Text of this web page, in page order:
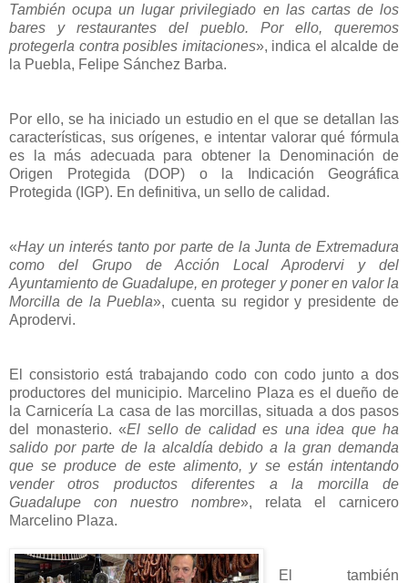
También ocupa un lugar privilegiado en las cartas de los
bares y restaurantes del pueblo. Por ello, queremos
protegerla contra posibles imitaciones», indica el alcalde de
la Puebla, Felipe Sánchez Barba.
Por ello, se ha iniciado un estudio en el que se detallan las
características, sus orígenes, e intentar valorar qué fórmula
es la más adecuada para obtener la Denominación de
Origen Protegida (DOP) o la Indicación Geográfica
Protegida (IGP). En definitiva, un sello de calidad.
«Hay un interés tanto por parte de la Junta de Extremadura
como del Grupo de Acción Local Aprodervi y del
Ayuntamiento de Guadalupe, en proteger y poner en valor la
Morcilla de la Puebla», cuenta su regidor y presidente de
Aprodervi.
El consistorio está trabajando codo con codo junto a dos
productores del municipio. Marcelino Plaza es el dueño de
la Carnicería La casa de las morcillas, situada a dos pasos
del monasterio. «El sello de calidad es una idea que ha
salido por parte de la alcaldía debido a la gran demanda
que se produce de este alimento, y se están intentando
vender otros productos diferentes a la morcilla de
Guadalupe con nuestro nombre», relata el carnicero
Marcelino Plaza.
El también